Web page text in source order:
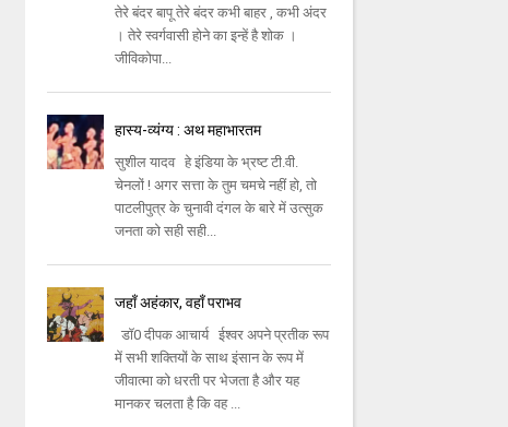
तेरे बंदर बापू तेरे बंदर कभी बाहर , कभी अंदर
। तेरे स्वर्गवासी होने का इन्हें है शोक ।
जीविकोपा...
हास्य-व्यंग्य : अथ महाभारतम
सुशील यादव हे इंडिया के भ्रष्ट टी.वी.
चेनलों ! अगर सत्ता के तुम चमचे नहीं हो, तो
पाटलीपुत्र के चुनावी दंगल के बारे में उत्सुक
जनता को सही सही...
जहाँ अहंकार, वहाँ पराभव
डॉ0 दीपक आचार्य ईश्वर अपने प्रतीक रूप
में सभी शक्तियों के साथ इंसान के रूप में
जीवात्मा को धरती पर भेजता है और यह
मानकर चलता है कि वह ...